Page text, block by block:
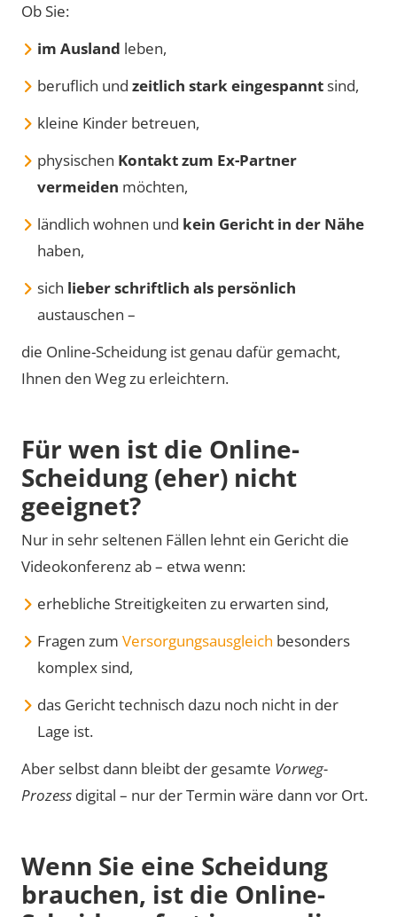
Ob Sie:
im Ausland leben,
beruflich und zeitlich stark eingespanntsind,
kleine Kinder betreuen,
physischen Kontakt zum Ex-Partner
vermeiden möchten,
ländlich wohnen und kein Gericht in der Nähe
haben,
sich lieber schriftlich als persönlich
austauschen –
die Online-Scheidung ist genau dafür gemacht,
Ihnen den Weg zu erleichtern.
Für wen ist die Online-
Scheidung (eher) nicht
geeignet?
Nur in sehr seltenen Fällen lehnt ein Gericht die
Videokonferenz ab – etwa wenn:
erhebliche Streitigkeiten zu erwarten sind,
Fragen zum Versorgungsausgleich besonders
komplex sind,
das Gericht technisch dazu noch nicht in der
Lage ist.
Aber selbst dann bleibt der gesamte Vorweg-
Prozess digital – nur der Termin wäre dann vor Ort.
Wenn Sie eine Scheidung
brauchen, ist die Online-